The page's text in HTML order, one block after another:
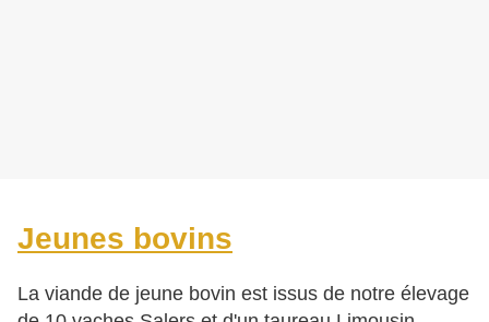
Jeunes bovins
La viande de jeune bovin est issus de notre élevage